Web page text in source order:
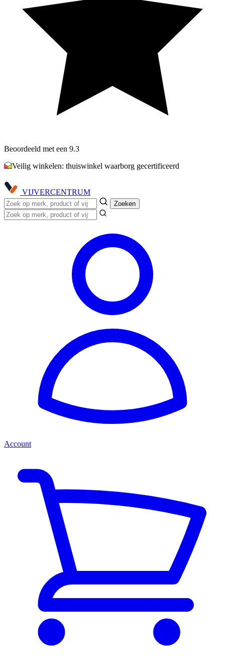
Beoordeeld met een 9.3
Veilig winkelen: thuiswinkel waarborg gecertificeerd
VIJVERCENTRUM
Zoeken
Account